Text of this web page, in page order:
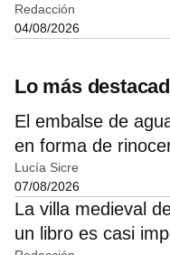
Redacción
04/08/2026
Lo más
El embalse de
en forma de
Lucía Sicre
07/08/2026
La villa medieval
un libro es casi